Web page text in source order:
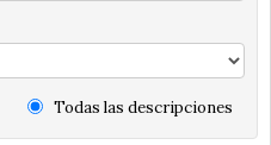
Todas las descripciones